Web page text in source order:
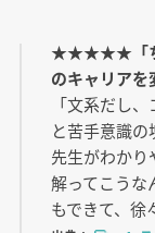
★★★★★「ち
のキャリアを
「文系だし
と苦手意識の
先生がわかり
解ってこうな
もできて、徐